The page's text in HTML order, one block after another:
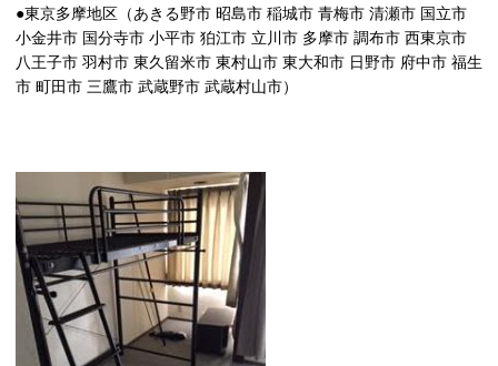
●東京多摩地区（あきる野市 昭島市 稲城市 青梅市 清瀬市 国立市
小金井市 国分寺市 小平市 狛江市 立川市 多摩市 調布市 西東京市
八王子市 羽村市 東久留米市 東村山市 東大和市 日野市 府中市 福生
市 町田市 三鷹市 武蔵野市 武蔵村山市）